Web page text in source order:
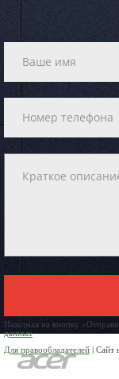
Нажимая на кнопку
данных
Для правообладателей | Сайт